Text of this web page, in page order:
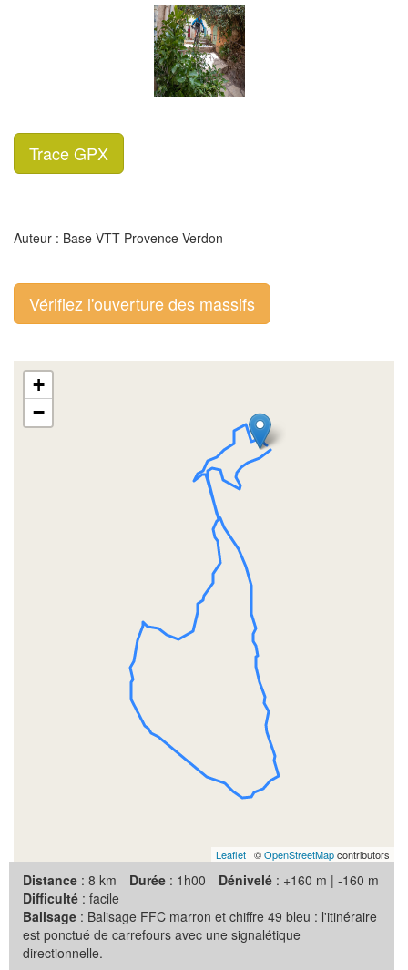
Trace GPX
Auteur : Base VTT Provence Verdon
Vérifiez l'ouverture des massifs
+
−
Leaflet | ©OpenStreetMapcontributors
Distance : 8 km Durée : 1h00 Dénivelé : +160 m | -160 m
Difficulté : facile
Balisage : Balisage FFC marron et chiffre 49 bleu : l'itinéraire
est ponctué de carrefours avec une signalétique
directionnelle.